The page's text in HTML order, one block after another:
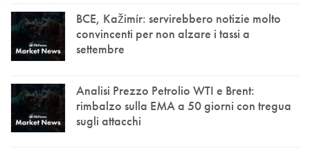
BCE, Kažimír: servirebbero notizie molto
convincenti per non alzare i tassi a
settembre
Analisi Prezzo Petrolio WTI e Brent:
rimbalzo sulla EMA a 50 giorni con tregua
sugli attacchi